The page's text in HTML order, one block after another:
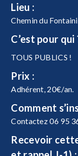
Lieu :
Chemin du
C’est pour qui
TOUS PUBLICS !
Prix :
Adhérent, 20€/an.
Comment
Contactez 06 95
Recevoir